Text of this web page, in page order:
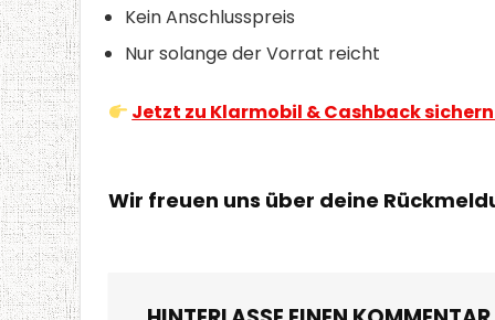
Kein Anschlusspreis
Nur solange der Vorrat reicht
Jetzt zu Klarmobil & Cashback
Wir freuen uns über deine